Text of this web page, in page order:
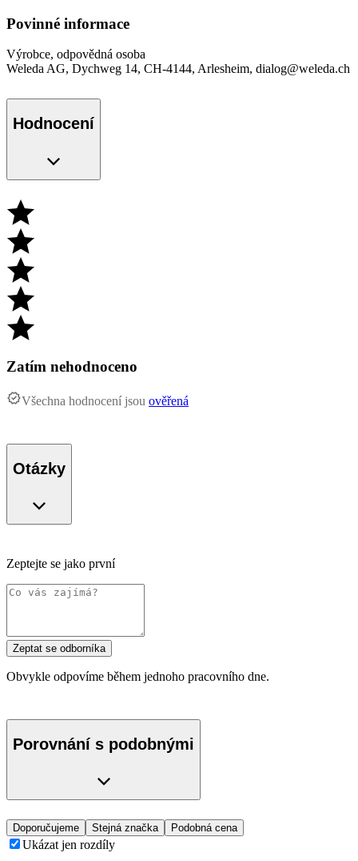
Povinné informace
Výrobce, odpovědná osoba
Weleda AG, Dychweg 14, CH-4144, Arlesheim, dialog@weleda.ch
Hodnocení
Zatím nehodnoceno
Všechna hodnocení jsou ověřená
Otázky
Zeptejte se jako první
Zeptat se odborníka
Obvykle odpovíme během jednoho pracovního dne.
Porovnání s podobnými
Doporučujeme Stejná značka Podobná cena
Ukázat jen rozdíly